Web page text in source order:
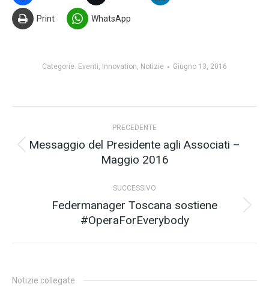
Print WhatsApp
Categorie: Eventi, Innovation, Notizie Giugno 13, 2016
tra
post
PRECEDENTE
Post
precedente:
Messaggio del Presidente agli Associati –
Maggio 2016
SUCCESSIVO
Prossimo
post:
Federmanager Toscana sostiene
#OperaForEverybody
Notizie collegate